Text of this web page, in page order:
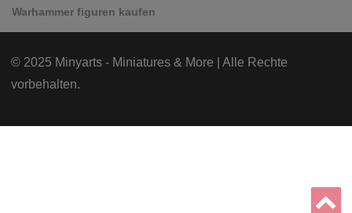
Warhammer figuren kaufen
© 2025 Minyarts - Miniatures & More | Alle Rechte
vorbehalten.